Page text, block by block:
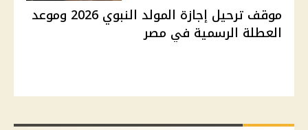
موقف ترحيل إجازة المولد النبوي 2026 وموعد
العطلة الرسمية في مصر